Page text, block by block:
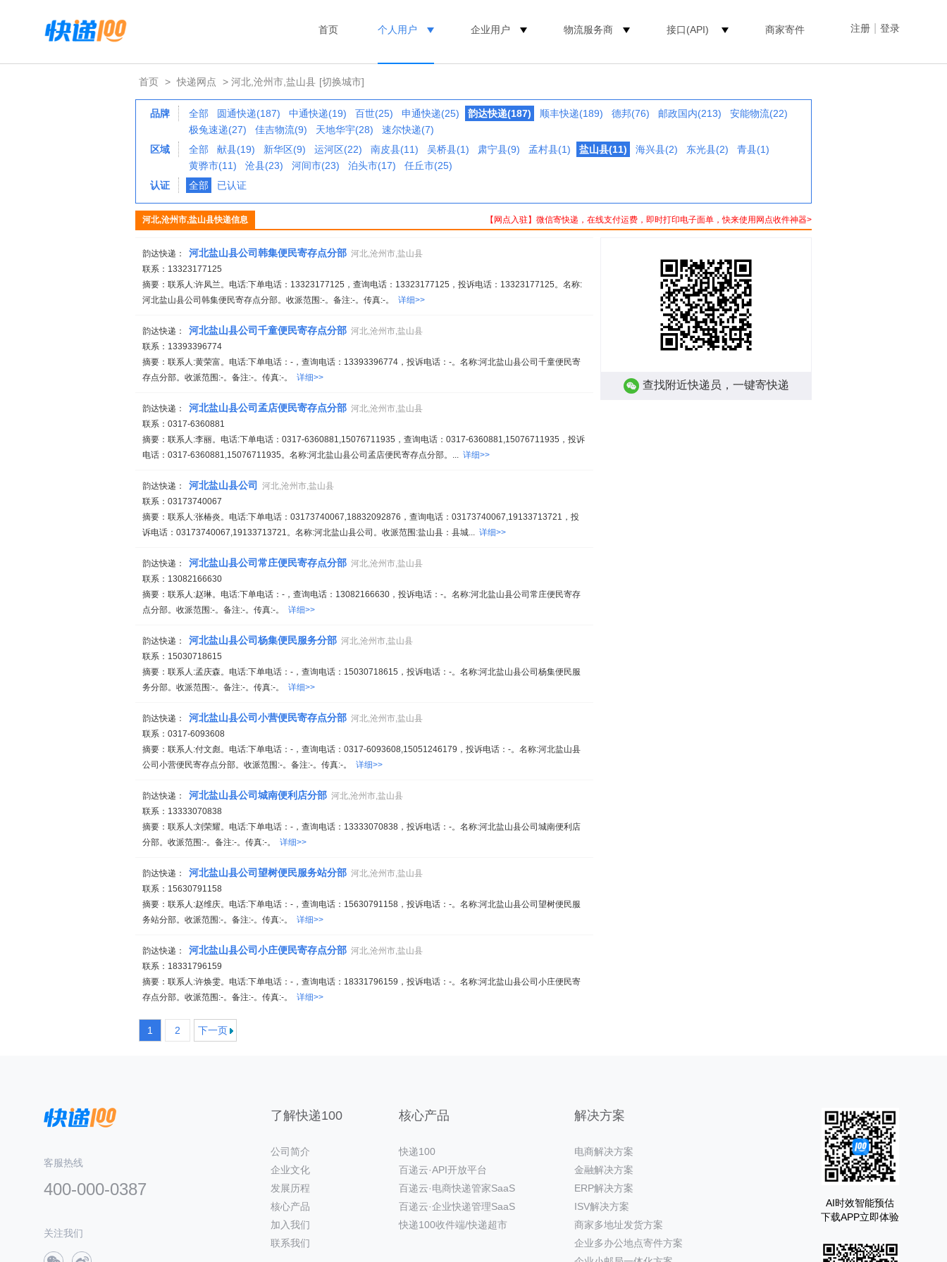
注册 登录
首页 个人用户 企业用户 物流服务商 接口(API) 商家寄件
首页 > 快递网点 > 河北,沧州市,盐山县 [切换城市]
品牌 全部 圆通快递(187) 中通快递(19) 百世(25) 申通快递(25) 韵达快递(187) 顺丰快递(189) 德邦(76) 邮政国内(213)
安能物流(22)
极兔速递(27)
佳吉物流(9) 天地华宇(28)
速尔快递(7)
区域
全部 献县(19) 新华区(9) 运河区(22) 南皮县(11) 吴桥县(1) 肃宁县(9) 孟村县(1) 盐山县(11) 海兴县(2) 东光县(2)
青县(1)
黄骅市(11)
沧县(23) 河间市(23) 泊头市(17)
任丘市(25)
认证
全部 已认证
【网点入驻】微信寄快递，在线支付运费，即时打印电子面单，快来使用网点收件神器>
河北,沧州市,盐山县快递信息
韵达快递： 河北盐山县公司韩集便民寄存点分部 河北,沧州市,盐山县
联系：13323177125
摘要：联系人:许凤兰。电话:下单电话：13323177125，查询电话：13323177125，投诉电话：13323177125。名称:
河北盐山县公司韩集便民寄存点分部。收派范围:-。备注:-。传真:-。 详细>>
韵达快递： 河北盐山县公司千童便民寄存点分部 河北,沧州市,盐山县
联系：13393396774
摘要：联系人:黄荣富。电话:下单电话：-，查询电话：13393396774，投诉电话：-。名称:河北盐山县公司千童便民寄
存点分部。收派范围:-。备注:-。传真:-。 详细>>
韵达快递： 河北盐山县公司孟店便民寄存点分部 河北,沧州市,盐山县
联系：0317-6360881
摘要：联系人:李丽。电话:下单电话：0317-6360881,15076711935，查询电话：0317-6360881,15076711935，投诉
电话：0317-6360881,15076711935。名称:河北盐山县公司孟店便民寄存点分部。... 详细>>
韵达快递： 河北盐山县公司
河北,沧州市,盐山县
联系：03173740067
摘要：联系人:张椿炎。电话:下单电话：03173740067,18832092876，查询电话：03173740067,19133713721，投
诉电话：03173740067,19133713721。名称:河北盐山县公司。收派范围:盐山县：县城... 详细>>
韵达快递： 河北盐山县公司常庄便民寄存点分部 河北,沧州市,盐山县
联系：13082166630
摘要：联系人:赵琳。电话:下单电话：-，查询电话：13082166630，投诉电话：-。名称:河北盐山县公司常庄便民寄存
点分部。收派范围:-。备注:-。传真:-。 详细>>
韵达快递： 河北盐山县公司杨集便民服务分部 河北,沧州市,盐山县
联系：15030718615
摘要：联系人:孟庆森。电话:下单电话：-，查询电话：15030718615，投诉电话：-。名称:河北盐山县公司杨集便民服
务分部。收派范围:-。备注:-。传真:-。 详细>>
韵达快递： 河北盐山县公司小营便民寄存点分部 河北,沧州市,盐山县
联系：0317-6093608
摘要：联系人:付文彪。电话:下单电话：-，查询电话：0317-6093608,15051246179，投诉电话：-。名称:河北盐山县
公司小营便民寄存点分部。收派范围:-。备注:-。传真:-。 详细>>
韵达快递： 河北盐山县公司城南便利店分部 河北,沧州市,盐山县
联系：13333070838
摘要：联系人:刘荣耀。电话:下单电话：-，查询电话：13333070838，投诉电话：-。名称:河北盐山县公司城南便利店
分部。收派范围:-。备注:-。传真:-。 详细>>
韵达快递： 河北盐山县公司望树便民服务站分部 河北,沧州市,盐山县
联系：15630791158
摘要：联系人:赵维庆。电话:下单电话：-，查询电话：15630791158，投诉电话：-。名称:河北盐山县公司望树便民服
务站分部。收派范围:-。备注:-。传真:-。 详细>>
韵达快递： 河北盐山县公司小庄便民寄存点分部 河北,沧州市,盐山县
联系：18331796159
摘要：联系人:许焕雯。电话:下单电话：-，查询电话：18331796159，投诉电话：-。名称:河北盐山县公司小庄便民寄
存点分部。收派范围:-。备注:-。传真:-。 详细>>
1 2 下一页
查找附近快递员，一键寄快递
客服热线
400-000-0387
关注我们
了解快递100
公司简介
企业文化
发展历程
核心产品
加入我们
联系我们
核心产品
快递100
百递云·API开放平台
百递云·电商快递管家SaaS
百递云·企业快递管理SaaS
快递100收件端/快递超市
解决方案
电商解决方案
金融解决方案
ERP解决方案
ISV解决方案
商家多地址发货方案
企业多办公地点寄件方案
AI时效智能预估
下载APP立即体验